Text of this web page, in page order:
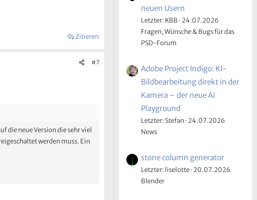
Zitieren
#7
die neue Version die sehr viel
werden muss. Ein
neuen Usern
Letzter: KBB 24.07.2026
Fragen, Wünsche & Bugs für das
PSD-Forum
Adobe Project Indigo: KI-
Bildbearbeitung direkt in der
Kamera – der neue AI
Playground
Letzter: Stefan 24.07.2026
News
stone column generator
Letzter: liselotte 20.07.2026
Blender